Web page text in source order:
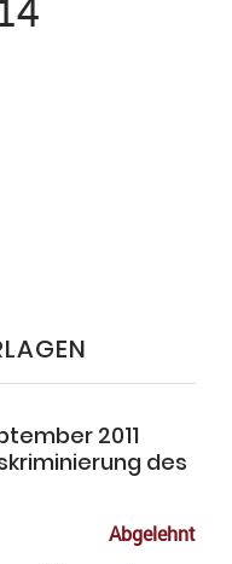
2011
des
Abgelehnt